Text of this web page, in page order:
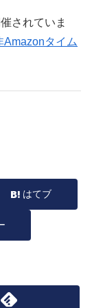
されていま
Amazonタイム
はてブ